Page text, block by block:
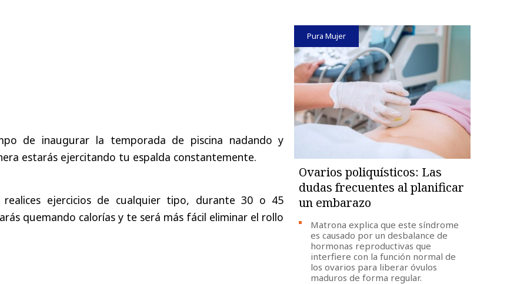
de inaugurar la temporada de piscina nadando y
estarás ejercitando tu espalda constantemente.
ejercicios de cualquier tipo, durante 30 o 45
quemando calorías y te será más fácil eliminar el rollo
Pura Mujer
Ovarios poliquísticos: Las
dudas frecuentes al planificar
un embarazo
Matrona explica que este síndrome
es causado por un desbalance de
hormonas reproductivas que
interfiere con la función normal de
los ovarios para liberar óvulos
maduros de forma regular.